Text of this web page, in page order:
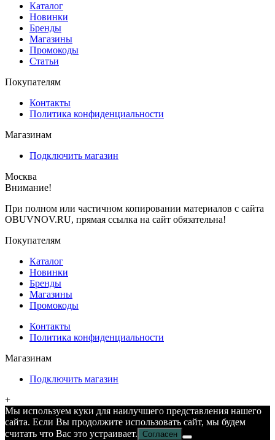
Каталог
Новинки
Бренды
Магазины
Промокоды
Статьи
Покупателям
Контакты
Политика конфиденциальности
Магазинам
Подключить магазин
Москва
Внимание!
При полном или частичном копировании материалов с сайта
OBUVNOV.RU, прямая ссылка на сайт обязательна!
Покупателям
Каталог
Новинки
Бренды
Магазины
Промокоды
Контакты
Политика конфиденциальности
Магазинам
Подключить магазин
+
Мы используем куки для наилучшего представления нашего
сайта. Если Вы продолжите использовать сайт, мы будем
считать что Вас это устраивает. Согласен